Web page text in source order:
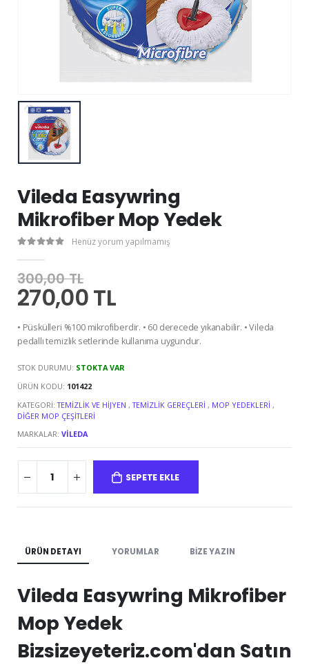
Vileda Easywring
Mikrofiber Mop Yedek
Henüz yorum yapılmamış
300,00 TL
270,00 TL
• Püskülleri %100 mikrofiberdir. • 60 derecede yıkanabilir. • Vileda
pedallı temizlik setlerinde kullanıma uygundur.
STOK DURUMU: STOKTA VAR
ÜRÜN KODU: 101422
KATEGORI:TEMIZLIK VE HIJYEN ,TEMIZLIK GEREÇLERI , MOP YEDEKLERI ,
DIĞER MOP ÇEŞITLERI
MARKALAR:VILEDA
SEPETE EKLE
ÜRÜN DETAYI YORUMLAR BIZE YAZIN
Vileda Easywring Mikrofiber
Mop Yedek
Bizsizeyeteriz.com'dan Satın